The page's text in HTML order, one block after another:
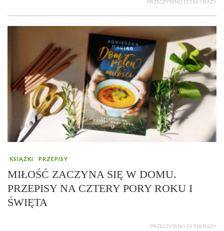
PRZECZYTANO 153 867 RAZY
KSIĄŻKI PRZEPISY
MIŁOŚĆ ZACZYNA SIĘ W DOMU.
PRZEPISY NA CZTERY PORY ROKU I
ŚWIĘTA
PRZECZYTANO 33 918 RAZY